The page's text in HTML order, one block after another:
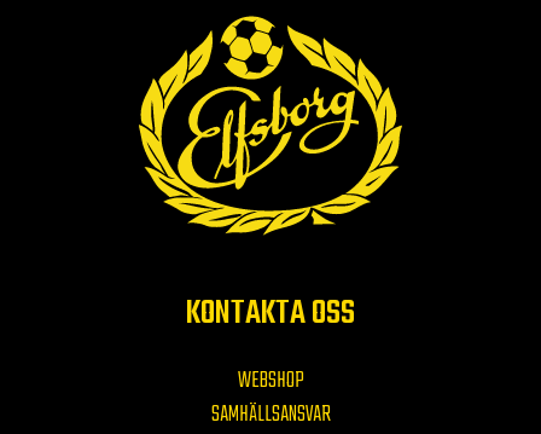
KONTAKTA OSS
WEBSHOP
SAMHÄLLSANSVAR